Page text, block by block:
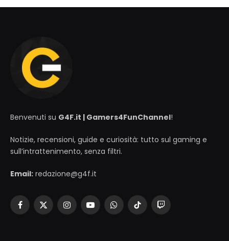
Benvenuti su G4F.it | Gamers4FunChannel!
Notizie, recensioni, guide e curiosità: tutto sul gaming e
sull’intrattenimento, senza filtri.
Email: redazione@g4f.it
Facebook
X
InstagramYouTubeWhatsAppTikTokTwitch